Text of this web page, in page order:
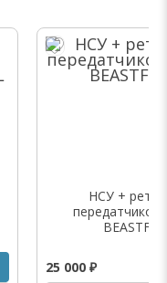
НСУ +
передатчиком
25 000 ₽